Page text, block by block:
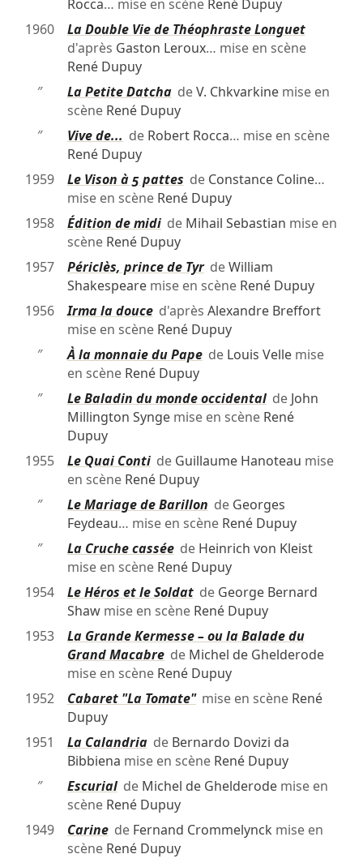
Rocca… mise en scène René Dupuy
1960
La Double Vie de Théophraste Longuet
d'après Gaston Leroux… mise en scène
René Dupuy
″
La Petite DatchadeV. Chkvarkinemise en
scène René Dupuy
″
Vive de... de Robert Rocca… mise en scène
René Dupuy
1959
Le Vison à 5 pattes de Constance Coline…
mise en scène René Dupuy
1958
Édition de midide Mihail Sebastian mise en
scène René Dupuy
1957
Périclès, prince de TyrdeWilliam
Shakespearemise en scène René Dupuy
1956
Irma la douced'après Alexandre Breffort
mise en scène René Dupuy
″
À la monnaie du Papede Louis Vellemise
en scène René Dupuy
″
Le Baladin du monde occidentalde John
Millington Syngemise en scène René
Dupuy
1955
Le Quai Contide Guillaume Hanoteau mise
en scène René Dupuy
″
Le Mariage de Barillon de Georges
Feydeau… mise en scène René Dupuy
″
La Cruche casséede Heinrich von Kleist
mise en scène René Dupuy
1954
Le Héros et le Soldatde George Bernard
Shawmise en scène René Dupuy
1953
La Grande Kermesse – ou la Balade du
Grand Macabrede Michel de Ghelderode
mise en scène René Dupuy
1952
Cabaret "La Tomate"mise en scène René
Dupuy
1951
La Calandriade Bernardo Dovizi da
Bibbiena mise en scène René Dupuy
″
Escurialde Michel de Ghelderodemise en
scène René Dupuy
1949
Carinede Fernand Crommelynck mise en
scène René Dupuy